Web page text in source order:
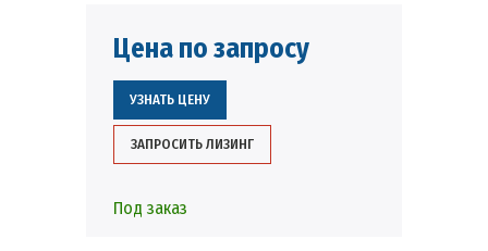
Цена по запросу
УЗНАТЬ ЦЕНУ
ЗАПРОСИТЬ ЛИЗИНГ
Под заказ